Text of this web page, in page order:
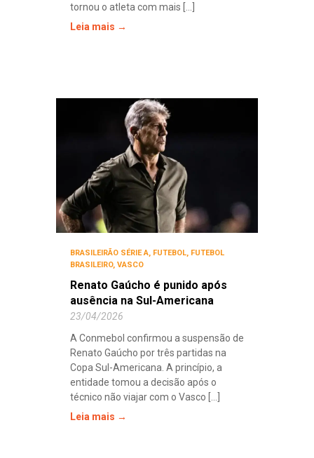
tornou o atleta com mais [...]
Leia mais →
BRASILEIRÃO SÉRIE A, FUTEBOL, FUTEBOL
BRASILEIRO, VASCO
Renato Gaúcho é punido após
ausência na Sul-Americana
23/04/2026
A Conmebol confirmou a suspensão de
Renato Gaúcho por três partidas na
Copa Sul-Americana. A princípio, a
entidade tomou a decisão após o
técnico não viajar com o Vasco [...]
Leia mais →